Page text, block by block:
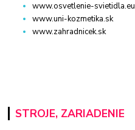
www.osvetlenie-svietidla.eu
www.uni-kozmetika.sk
www.zahradnicek.sk
STROJE, ZARIADENIE